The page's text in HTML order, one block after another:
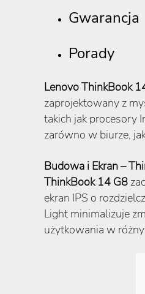
Gwarancja
Porady
Lenovo ThinkBook
zaprojektowany z
takich jak procesory
zarówno w biurze,
Budowa i Ekran –
ThinkBook 14 G8
ekran IPS o
Light minimalizuje
użytkowania w